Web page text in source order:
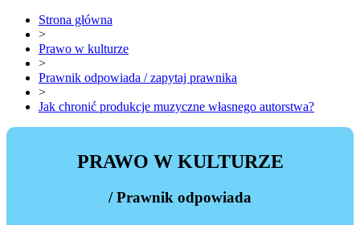
Strona główna
>
Prawo w kulturze
>
Prawnik odpowiada / zapytaj prawnika
>
Jak chronić produkcje muzyczne własnego autorstwa?
PRAWO W KULTURZE
/ Prawnik odpowiada